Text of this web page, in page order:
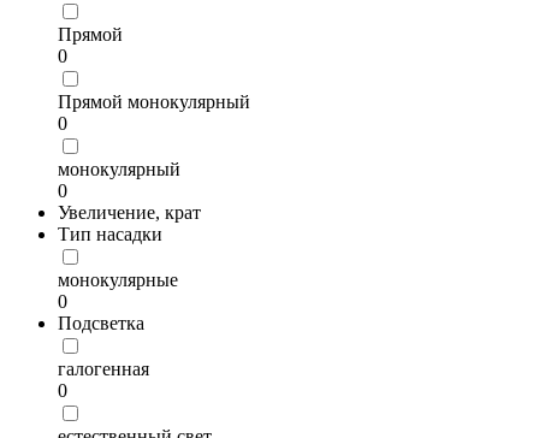
Прямой
0
Прямой монокулярный
0
монокулярный
0
Увеличение, крат
Тип насадки
монокулярные
0
Подсветка
галогенная
0